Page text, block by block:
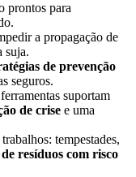
prontos para
a propagação de
suja.
de prevenção
seguros.
suportam
de crise e uma
tempestades,
de resíduos com risco